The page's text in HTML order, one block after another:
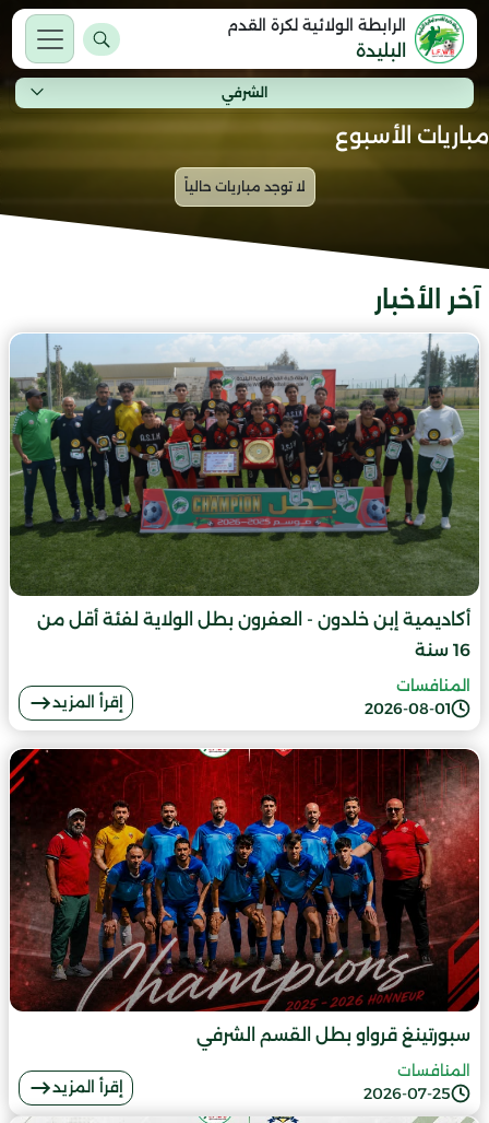
الرابطة الولائية لكرة القدم
البليدة
الشرفي
مباريات الأسبوع
آخر الأخبار
أكاديمية إبن خلدون - العفرون بطل الولاية لفئة أقل من
16 سنة
2026-08-01
المنافسات
إقرأ المزيد
سبورتينغ قرواو بطل القسم الشرفي
2026-07-25
المنافسات
إقرأ المزيد